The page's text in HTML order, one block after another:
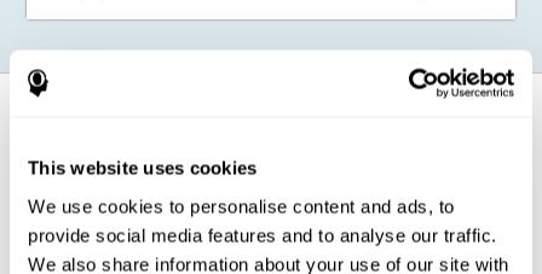
This website uses cookies
We use cookies to personalise content and ads, to
provide social media features and to analyse our traffic.
We also share information about your use of our site with
compréhension en lecture?
Grâce à ses excellentes qualités psychométriques et à sa facilité
d'application, le test de compréhension de lecture CogniFit (CAB-RC)
peut être très utile dans une grande variété de cas. Par exemple, si un